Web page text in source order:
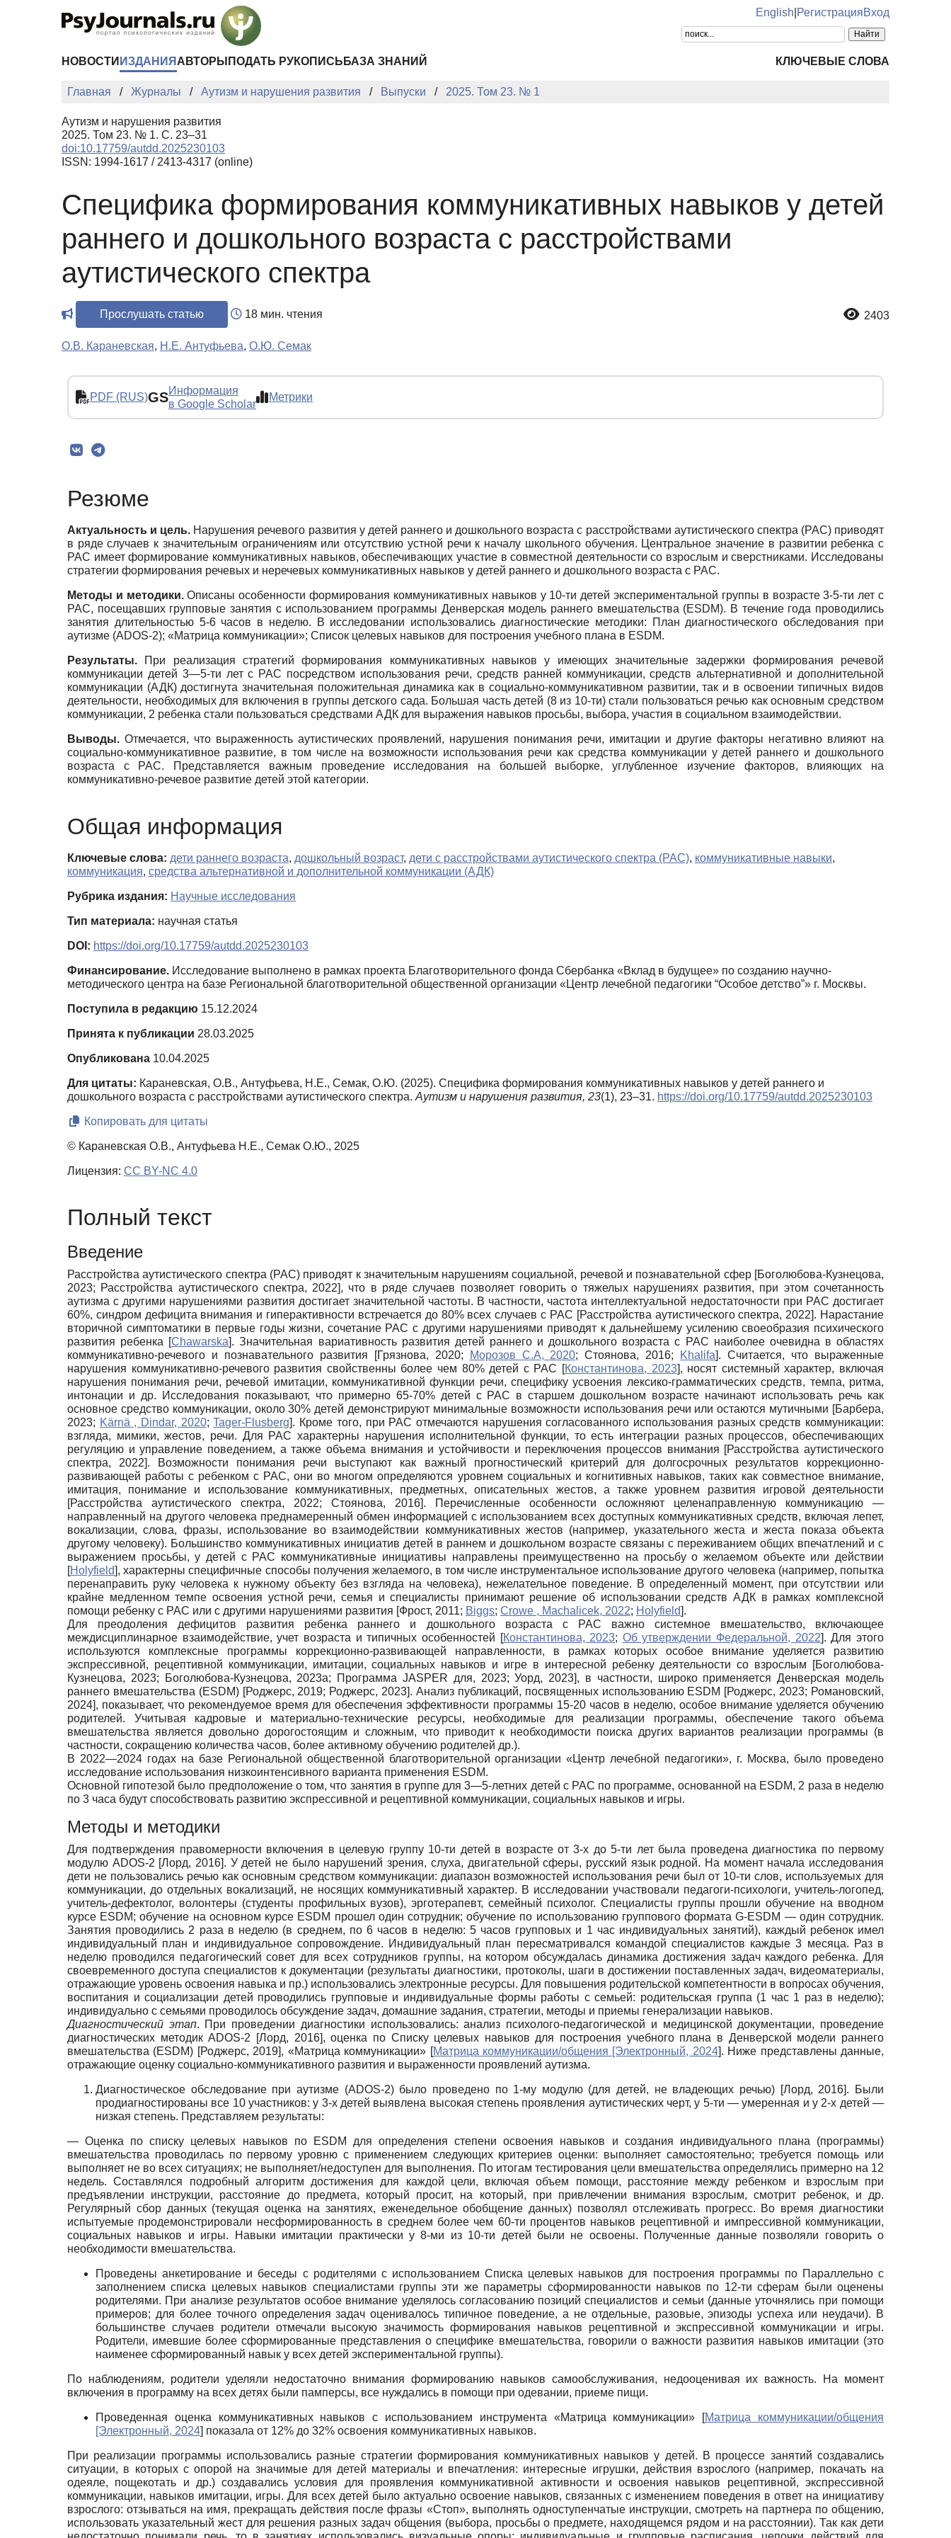
English РегистрацияВход
НОВОСТИ ИЗДАНИЯ АВТОРЫ ПОДАТЬ РУКОПИСЬ БАЗА ЗНАНИЙ КЛЮЧЕВЫЕ СЛОВА
Главная Журналы Аутизм и нарушения развития Выпуски 2025. Том 23. № 1
Аутизм и нарушения развития
2025. Том 23. № 1. С. 23–31
doi:10.17759/autdd.2025230103
ISSN: 1994-1617 / 2413-4317 (online)
Специфика формирования коммуникативных навыков у детей
раннего и дошкольного возраста с расстройствами
аутистического спектра
Прослушать статью 18 мин. чтения 2403
О.В. Караневская, Н.Е. Антуфьева, О.Ю. Семак
PDF (RUS)GSИнформация
в Google Scholar
Метрики
Резюме
Актуальность и цель. Нарушения речевого развития у детей раннего и дошкольного возраста с расстройствами аутистического спектра (РАС) приводят
в ряде случаев к значительным ограничениям или отсутствию устной речи к началу школьного обучения. Центральное значение в развитии ребенка с
РАС имеет формирование коммуникативных навыков, обеспечивающих участие в совместной деятельности со взрослым и сверстниками. Исследованы
стратегии формирования речевых и неречевых коммуникативных навыков у детей раннего и дошкольного возраста с РАС.
Методы и методики.Описаны особенности формирования коммуникативных навыков у 10-ти детей экспериментальной группы в возрасте 3-5-ти лет с
РАС, посещавших групповые занятия с использованием программы Денверская модель раннего вмешательства (ESDM). В течение года проводились
занятия длительностью 5-6 часов в неделю. В исследовании использовались диагностические методики: План диагностического обследования при
аутизме (ADOS-2); «Матрица коммуникации»; Список целевых навыков для построения учебного плана в ESDM.
Результаты. При реализация стратегий формирования коммуникативных навыков у имеющих значительные задержки формирования речевой
коммуникации детей 3—5-ти лет с РАС посредством использования речи, средств ранней коммуникации, средств альтернативной и дополнительной
коммуникации (АДК) достигнута значительная положительная динамика как в социально-коммуникативном развитии, так и в освоении типичных видов
деятельности, необходимых для включения в группы детского сада. Большая часть детей (8 из 10-ти) стали пользоваться речью как основным средством
коммуникации, 2 ребенка стали пользоваться средствами АДК для выражения навыков просьбы, выбора, участия в социальном взаимодействии.
Выводы. Отмечается, что выраженность аутистических проявлений, нарушения понимания речи, имитации и другие факторы негативно влияют на
социально-коммуникативное развитие, в том числе на возможности использования речи как средства коммуникации у детей раннего и дошкольного
возраста с РАС. Представляется важным проведение исследования на большей выборке, углубленное изучение факторов, влияющих на
коммуникативно-речевое развитие детей этой категории.
Общая информация
Ключевые слова: дети раннего возраста, дошкольный возраст, дети с расстройствами аутистического спектра (РАС), коммуникативные навыки,
коммуникация, средства альтернативной и дополнительной коммуникации (АДК)
Рубрика издания: Научные исследования
Тип материала: научная статья
DOI: https://doi.org/10.17759/autdd.2025230103
Финансирование. Исследование выполнено в рамках проекта Благотворительного фонда Сбербанка «Вклад в будущее» по созданию научно-
методического центра на базе Региональной благотворительной общественной организации «Центр лечебной педагогики “Особое детство”» г. Москвы.
Поступила в редакцию 15.12.2024
Принята к публикации 28.03.2025
Опубликована 10.04.2025
Для цитаты: Караневская, О.В., Антуфьева, Н.Е., Семак, О.Ю. (2025). Специфика формирования коммуникативных навыков у детей раннего и
дошкольного возраста с расстройствами аутистического спектра. Аутизм и нарушения развития, 23(1), 23–31. https://doi.org/10.17759/autdd.2025230103
Копировать для цитаты
© Караневская О.В., Антуфьева Н.Е., Семак О.Ю., 2025
Лицензия: CC BY-NC 4.0
Полный текст
Введение
Расстройства аутистического спектра (РАС) приводят к значительным нарушениям социальной, речевой и познавательной сфер [Боголюбова-Кузнецова,
2023; Расстройства аутистического спектра, 2022], что в ряде случаев позволяет говорить о тяжелых нарушениях развития, при этом сочетанность
аутизма с другими нарушениями развития достигает значительной частоты. В частности, частота интеллектуальной недостаточности при РАС достигает
60%, синдром дефицита внимания и гиперактивности встречается до 80% всех случаев с РАС [Расстройства аутистического спектра, 2022]. Нарастание
вторичной симптоматики в первые годы жизни, сочетание РАС с другими нарушениями приводят к дальнейшему усилению своеобразия психического
развития ребенка [Chawarska]. Значительная вариативность развития детей раннего и дошкольного возраста с РАС наиболее очевидна в областях
коммуникативно-речевого и познавательного развития
[Грязнова, 2020; Морозов С.А, 2020;Стоянова, 2016; Khalifa]. Считается, что выраженные
нарушения коммуникативно-речевого развития свойственны более чем 80% детей c РАС [Константинова, 2023], носят системный характер, включая
нарушения понимания речи, речевой имитации, коммуникативной функции речи, специфику усвоения лексико-грамматических средств, темпа, ритма,
интонации и др. Исследования показывают, что примерно 65-70% детей с РАС в старшем дошкольном возрасте начинают использовать речь как
основное средство коммуникации, около 30% детей демонстрируют минимальные возможности использования речи или остаются мутичными [Барбера,
2023; Kärnä , Dindar, 2020;Tager-Flusberg]. Кроме того, при РАС отмечаются нарушения согласованного использования разных средств коммуникации:
взгляда, мимики, жестов, речи. Для РАС характерны нарушения исполнительной функции, то есть интеграции разных процессов, обеспечивающих
регуляцию и управление поведением, а также объема внимания и устойчивости и переключения процессов внимания [Расстройства аутистического
спектра, 2022]. Возможности понимания речи выступают как важный прогностический критерий для долгосрочных результатов коррекционно-
развивающей работы с ребенком с РАС, они во многом определяются уровнем социальных и когнитивных навыков, таких как совместное внимание,
имитация, понимание и использование коммуникативных, предметных, описательных жестов, а также уровнем развития игровой деятельности
[Расстройства аутистического спектра, 2022; Стоянова, 2016]. Перечисленные особенности осложняют целенаправленную коммуникацию —
направленный на другого человека преднамеренный обмен информацией с использованием всех доступных коммуникативных средств, включая лепет,
вокализации, слова, фразы, использование во взаимодействии коммуникативных жестов (например, указательного жеста и жеста показа объекта
другому человеку). Большинство коммуникативных инициатив детей в раннем и дошкольном возрасте связаны с переживанием общих впечатлений и с
выражением просьбы, у детей с РАС коммуникативные инициативы направлены преимущественно на просьбу о желаемом объекте или действии
[Holyfield], характерны специфичные способы получения желаемого, в том числе инструментальное использование другого человека (например, попытка
перенаправить руку человека к нужному объекту без взгляда на человека), нежелательное поведение. В определенный момент, при отсутствии или
крайне медленном темпе освоения устной речи, семья и специалисты принимают решение об использовании средств АДК в рамках комплексной
помощи ребенку с РАС или с другими нарушениями развития [Фрост, 2011; Biggs; Crowe , Machalicek, 2022; Holyfield].
Для преодоления дефицитов развития ребенка раннего и дошкольного возраста с РАС важно системное вмешательство, включающее
междисциплинарное взаимодействие, учет возраста и типичных особенностей [Константинова, 2023; Об утверждении Федеральной, 2022]. Для этого
используются комплексные программы коррекционно-развивающей направленности, в рамках которых особое внимание уделяется развитию
экспрессивной, рецептивной коммуникации, имитации, социальных навыков и игре в интересной ребенку деятельности со взрослым
[Боголюбова-
Кузнецова, 2023; Боголюбова-Кузнецова, 2023а; Программа JASPER для, 2023;Уорд, 2023], в частности, широко применяется Денверская модель
раннего вмешательства (ESDM) [Роджерс, 2019; Роджерс, 2023]. Анализ публикаций, посвященных использованию ESDM [Роджерс, 2023; Романовский,
2024], показывает, что рекомендуемое время для обеспечения эффективности программы 15-20 часов в неделю, особое внимание уделяется обучению
родителей. Учитывая кадровые и материально-технические ресурсы, необходимые для реализации программы, обеспечение такого объема
вмешательства является довольно дорогостоящим и сложным, что приводит к необходимости поиска других вариантов реализации программы (в
частности, сокращению количества часов, более активному обучению родителей др.).
В 2022—2024 годах на базе Региональной общественной благотворительной организации «Центр лечебной педагогики», г. Москва, было проведено
исследование использования низкоинтенсивного варианта применения ESDM.
Основной гипотезой было предположение о том, что занятия в группе для 3—5-летних детей с РАС по программе, основанной на ESDM, 2 раза в неделю
по 3 часа будут способствовать развитию экспрессивной и рецептивной коммуникации, социальных навыков и игры.
Методы и методики
Для подтверждения правомерности включения в целевую группу 10-ти детей в возрасте от 3-х до 5-ти лет была проведена диагностика по первому
модулю ADOS-2 [Лорд, 2016]. У детей не было нарушений зрения, слуха, двигательной сферы, русский язык родной. На момент начала исследования
дети не пользовались речью как основным средством коммуникации: диапазон возможностей использования речи был от 10-ти слов, используемых для
коммуникации, до отдельных вокализаций, не носящих коммуникативный характер. В исследовании участвовали педагоги-психологи, учитель-логопед,
учитель-дефектолог, волонтеры (студенты профильных вузов), эрготерапевт, семейный психолог. Специалисты группы прошли обучение на вводном
курсе ESDM; обучение на основном курсе ESDM прошел один сотрудник; обучение по использованию группового формата G-ESDM — один сотрудник.
Занятия проводились 2 раза в неделю (в среднем, по 6 часов в неделю: 5 часов групповых и 1 час индивидуальных занятий), каждый ребенок имел
индивидуальный план и индивидуальное сопровождение. Индивидуальный план пересматривался командой специалистов каждые 3 месяца. Раз в
неделю проводился педагогический совет для всех сотрудников группы, на котором обсуждалась динамика достижения задач каждого ребенка. Для
своевременного доступа специалистов к документации (результаты диагностики, протоколы, шаги в достижении поставленных задач, видеоматериалы,
отражающие уровень освоения навыка и пр.) использовались электронные ресурсы. Для повышения родительской компетентности в вопросах обучения,
воспитания и социализации детей проводились групповые и индивидуальные формы работы с семьей: родительская группа (1 час 1 раз в неделю);
индивидуально с семьями проводилось обсуждение задач, домашние задания, стратегии, методы и приемы генерализации навыков.
Диагностический этап. При проведении диагностики использовались: анализ психолого-педагогической и медицинской документации, проведение
диагностических методик ADOS-2
[Лорд, 2016], оценка по Списку целевых навыков для построения учебного плана в Денверской модели раннего
вмешательства (ESDM) [Роджерс, 2019], «Матрица коммуникации» [Матрица коммуникации/общения [Электронный, 2024]. Ниже представлены данные,
отражающие оценку социально-коммуникативного развития и выраженности проявлений аутизма.
Диагностическое обследование при аутизме (ADOS-2) было проведено по 1-му модулю (для детей, не владеющих речью) [Лорд, 2016]. Были
продиагностированы все 10 участников: у 3-х детей выявлена высокая степень проявления аутистических черт, у 5-ти — умеренная и у 2-х детей —
низкая степень. Представляем результаты:
— Оценка по списку целевых навыков по ESDM для определения степени освоения навыков и создания индивидуального плана (программы)
вмешательства проводилась по первому уровню с применением следующих критериев оценки: выполняет самостоятельно; требуется помощь или
выполняет не во всех ситуациях; не выполняет/недоступен для выполнения. По итогам тестирования цели вмешательства определялись примерно на 12
недель. Составлялся подробный алгоритм достижения для каждой цели, включая объем помощи, расстояние между ребенком и взрослым при
предъявлении инструкции, расстояние до предмета, который просит, на который, при привлечении внимания взрослым, смотрит ребенок, и др.
Регулярный сбор данных (текущая оценка на занятиях, еженедельное обобщение данных) позволял отслеживать прогресс. Во время диагностики
испытуемые продемонстрировали несформированность в среднем более чем 60-ти процентов навыков рецептивной и импрессивной коммуникации,
социальных навыков и игры. Навыки имитации практически у 8-ми из 10-ти детей были не освоены. Полученные данные позволяли говорить о
необходимости вмешательства.
Проведены анкетирование и беседы с родителями с использованием Списка целевых навыков для построения программы по Параллельно с
заполнением списка целевых навыков специалистами группы эти же параметры сформированности навыков по 12-ти сферам были оценены
родителями. При анализе результатов особое внимание уделялось согласованию позиций специалистов и семьи (данные уточнялись при помощи
примеров; для более точного определения задач оценивалось типичное поведение, а не отдельные, разовые, эпизоды успеха или неудачи). В
большинстве случаев родители отмечали высокую значимость формирования навыков рецептивной и экспрессивной коммуникации и игры.
Родители, имевшие более сформированные представления о специфике вмешательства, говорили о важности развития навыков имитации (это
наименее сформированный навык у всех детей экспериментальной группы).
По наблюдениям, родители уделяли недостаточно внимания формированию навыков самообслуживания, недооценивая их важность. На момент
включения в программу на всех детях были памперсы, все нуждались в помощи при одевании, приеме пищи.
Проведенная оценка коммуникативных навыков с использованием инструмента «Матрица коммуникации» [Матрица коммуникации/общения
[Электронный, 2024] показала от 12% до 32% освоения коммуникативных навыков.
При реализации программы использовались разные стратегии формирования коммуникативных навыков у детей. В процессе занятий создавались
ситуации, в которых с опорой на значимые для детей материалы и впечатления: интересные игрушки, действия взрослого (например, покачать на
одеяле, пощекотать и др.) создавались условия для проявления коммуникативной активности и освоения навыков рецептивной, экспрессивной
коммуникации, навыков имитации, игры. Для всех детей было актуально освоение навыков, связанных с изменением поведения в ответ на инициативу
взрослого: отзываться на имя, прекращать действия после фразы «Стоп», выполнять одноступенчатые инструкции, смотреть на партнера по общению,
использовать указательный жест для решения разных задач общения (выбора, просьбы о предмете, находящемся рядом и на расстоянии). Так как дети